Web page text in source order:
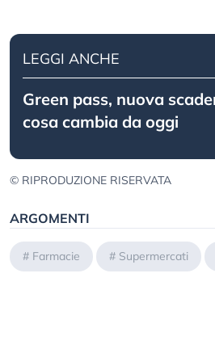
LEGGI ANCHE
Green pass, nuova
cosa cambia da oggi
© RIPRODUZIONE RISERVATA
ARGOMENTI
# Farmacie # Supermercati